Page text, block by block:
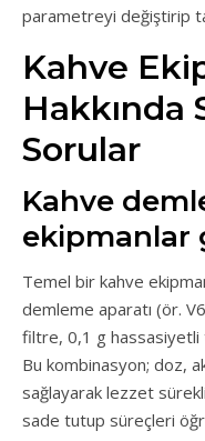
parametreyi değiştirip
Kahve
Hakkında
Sorular
Kahve
ekipmanlar
Temel bir kahve
demleme aparatı (ör.
filtre, 0,1 g hassasiyetli
Bu kombinasyon; doz,
sağlayarak lezzet
sade tutup süreçleri